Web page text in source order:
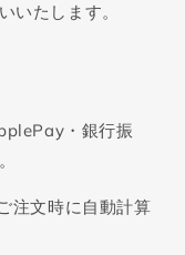
いたします。
・銀行振
注文時に自動計算